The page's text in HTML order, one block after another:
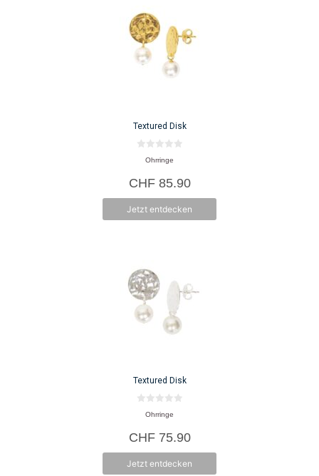
Textured Disk
n
5
Ohrringe
CHF85.90
Jetzt entdecken
Textured Disk
n
5
Ohrringe
CHF75.90
Jetzt entdecken